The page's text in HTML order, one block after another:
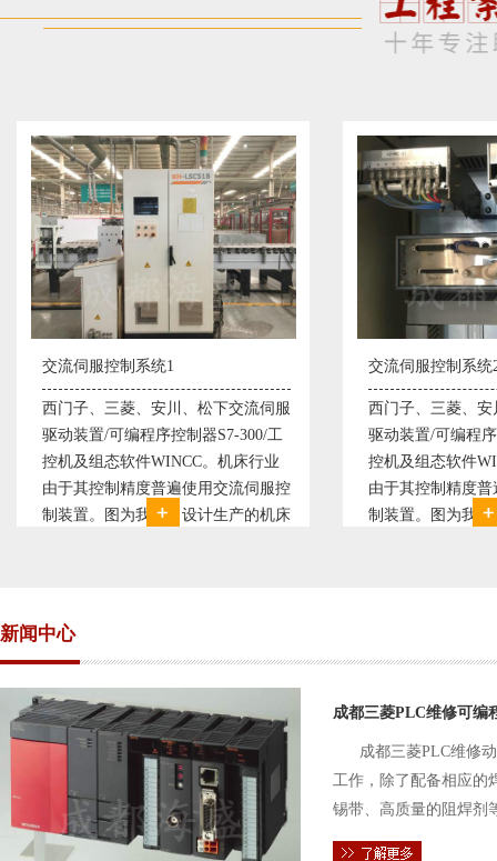
制系统1
菱、安川、松下交流伺服
编程序控制器S7-300/工
软件WINCC。机床行业
精度普遍使用交流伺服控
为我公司设计生产的机床
交流伺服控制系统2
西门子、三菱、安川、松下交流伺
驱动装置/可编程序控制器S7-300/
控机及组态软件WINCC。机床行业
由于其控制精度普遍使用交流伺服
制装置。图为我公司设计生产的机
新闻中心
成都三菱PLC维修可编
成都三菱PLC维修
工作，除了配备相应的
锡带、高质量的阻焊剂
件的电路及通信电缆。